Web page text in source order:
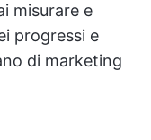
misurare e
progressi e
di marketing